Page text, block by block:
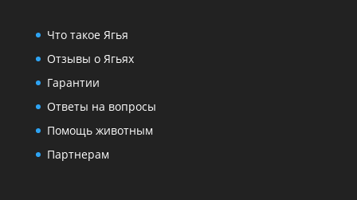
Что такое Ягья
Отзывы о Ягьях
Гарантии
Ответы на вопросы
Помощь животным
Партнерам